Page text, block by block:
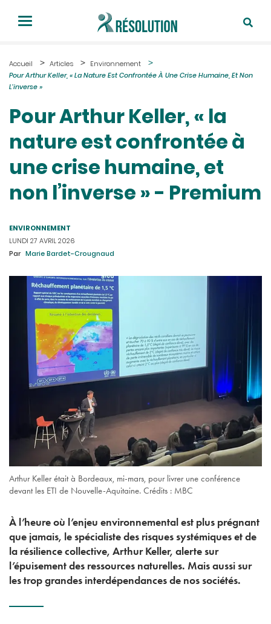
Accueil Articles
Environnement
Pour Arthur Keller, « La Nature Est Confrontée À Une Crise Humaine, Et Non
L’inverse »
Pour Arthur Keller, « la
nature est confrontée à
une crise humaine, et
non l’inverse » - Premium
ENVIRONNEMENT
LUNDI 27 AVRIL 2026
Par Marie Bardet-Crougnaud
Arthur Keller était à Bordeaux, mi-mars, pour livrer une conférence
devant les ETI de Nouvelle-Aquitaine. Crédits : MBC
À l’heure où l’enjeu environnemental est plus prégnant
que jamais, le spécialiste des risques systémiques et de
la résilience collective, Arthur Keller, alerte sur
l’épuisement des ressources naturelles. Mais aussi sur
les trop grandes interdépendances de nos sociétés.